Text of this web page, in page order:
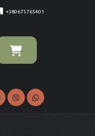
+380675765401